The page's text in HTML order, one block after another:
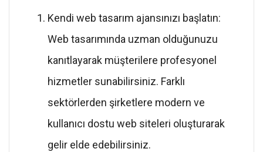
Kendi web tasarım ajansınızı başlatın:
Web tasarımında uzman olduğunuzu
kanıtlayarak müşterilere profesyonel
hizmetler sunabilirsiniz. Farklı
sektörlerden şirketlere modern ve
kullanıcı dostu web siteleri oluşturarak
gelir elde edebilirsiniz.